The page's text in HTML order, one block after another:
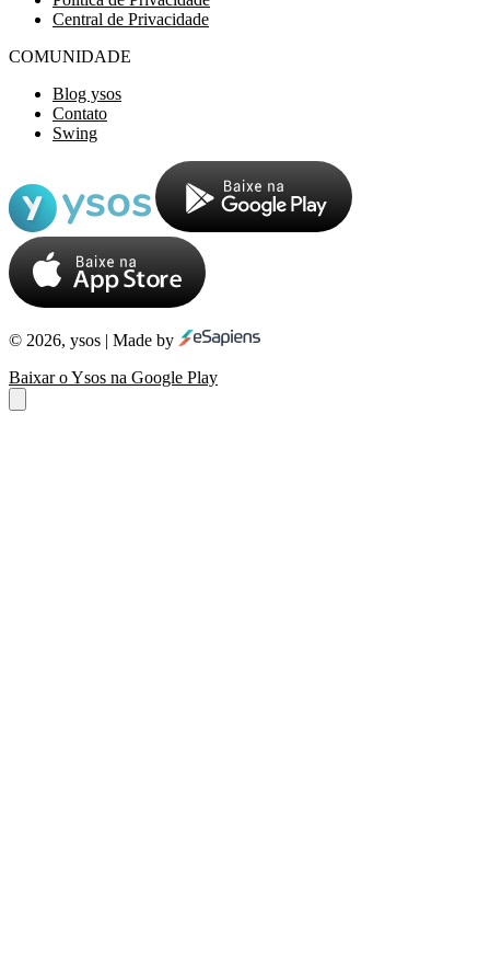
Central de Privacidade
COMUNIDADE
Blog ysos
Contato
Swing
© 2026, ysos | Made by
Baixar o Ysos na Google Play